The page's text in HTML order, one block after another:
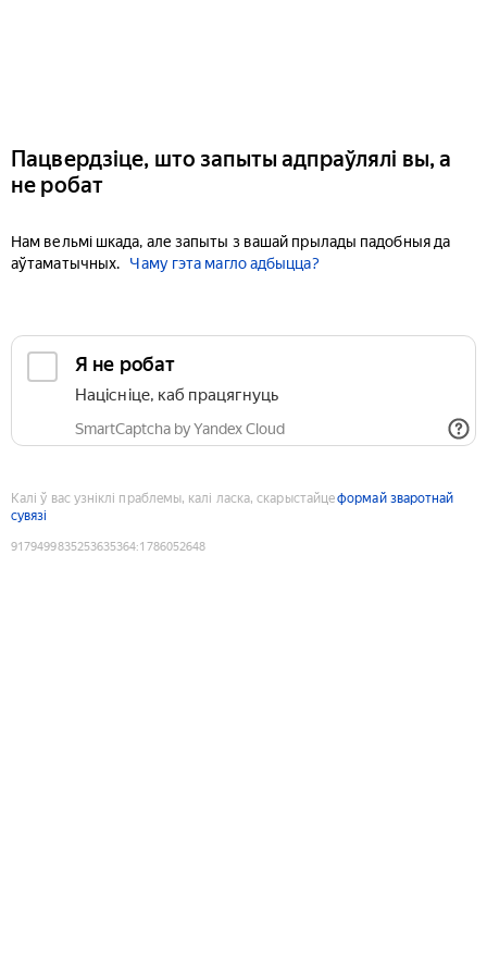
Пацвердзіце, што запыты адпраўлялі вы, а
не робат
Нам вельмі шкада, але запыты з вашай прылады падобныя да
аўтаматычных.
Чаму гэта магло адбыцца?
Я не робат
Націсніце, каб працягнуць
SmartCaptcha by Yandex Cloud
Калі ў вас узніклі праблемы, калі ласка, скарыстайцеформай зваротнай
сувязі
9179499835253635364:1786052648